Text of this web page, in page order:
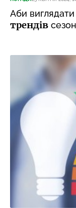
Аби
трендів